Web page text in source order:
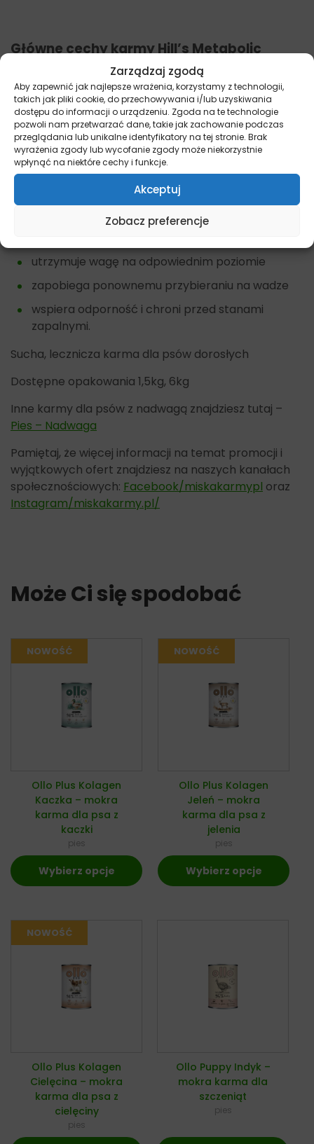
Zarządzaj zgodą
Aby zapewnić jak najlepsze wrażenia, korzystamy z technologii,
takich jak pliki cookie, do przechowywania i/lub uzyskiwania
dostępu do informacji o urządzeniu. Zgoda na te technologie
pozwoli nam przetwarzać dane, takie jak zachowanie podczas
przeglądania lub unikalne identyfikatory na tej stronie. Brak
wyrażenia zgody lub wycofanie zgody może niekorzystnie
wpłynąć na niektóre cechy i funkcje.
Akceptuj
Zobacz preferencje
Główne cechy karmyHill’s Metabolic
idealna mieszanka składników odżywczych
unikalna mieszanka błonnika z owoców i warzyw
zawiera ważne przeciwutleniacze.
Zalety karmy Hill’s Metabolic
wspomaga spalanie tłuszczu
łagodzi stany zapalne
utrzymuje wagę na odpowiednim poziomie
zapobiega ponownemu przybieraniu na wadze
wspiera odporność i chroni przed stanami
zapalnymi.
Sucha, lecznicza karma dla psów dorosłych
Dostępne opakowania 1,5kg, 6kg
Inne karmy dla psów z nadwagą znajdziesz tutaj –
Pies – Nadwaga
Pamiętaj, że więcej informacji na temat promocji i
wyjątkowych ofert znajdziesz na naszych kanałach
społecznościowych: Facebook/miskakarmypl oraz
Instagram/miskakarmy.pl/
Może Ci się spodobać
Ollo Plus Kolagen
Kaczka – mokra
karma dla psa z
kaczki
pies
Wybierz opcje
Ollo Plus Kolagen
Jeleń – mokra
karma dla psa z
jelenia
pies
Wybierz opcje
Ollo Plus Kolagen
Cielęcina – mokra
karma dla psa z
cielęciny
pies
Ollo Puppy Indyk –
mokra karma dla
szczeniąt
pies